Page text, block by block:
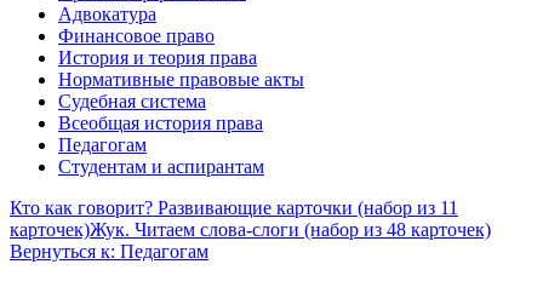
Адвокатура
Финансовое право
История и теория права
Нормативные правовые акты
Судебная система
Всеобщая история права
Педагогам
Студентам и аспирантам
Кто как говорит? Развивающие карточки (набор из 11
карточек)Жук. Читаем слова-слоги (набор из 48 карточек)
Вернуться к: Педагогам